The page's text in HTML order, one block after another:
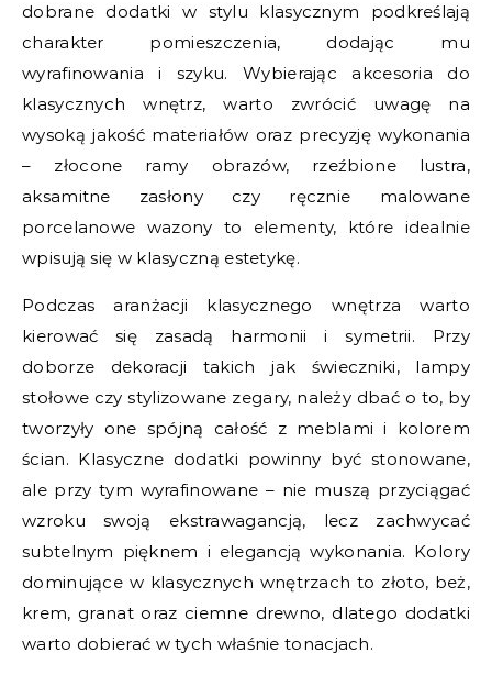
dobrane dodatki w stylu klasycznym podkreślają
charakter pomieszczenia, dodając mu
wyrafinowania i szyku. Wybierając akcesoria do
klasycznych wnętrz, warto zwrócić uwagę na
wysoką jakość materiałów oraz precyzję wykonania
– złocone ramy obrazów, rzeźbione lustra,
aksamitne zasłony czy ręcznie malowane
porcelanowe wazony to elementy, które idealnie
wpisują się w klasyczną estetykę.
Podczas aranżacji klasycznego wnętrza warto
kierować się zasadą harmonii i symetrii. Przy
doborze dekoracji takich jak świeczniki, lampy
stołowe czy stylizowane zegary, należy dbać o to, by
tworzyły one spójną całość z meblami i kolorem
ścian. Klasyczne dodatki powinny być stonowane,
ale przy tym wyrafinowane – nie muszą przyciągać
wzroku swoją ekstrawagancją, lecz zachwycać
subtelnym pięknem i elegancją wykonania. Kolory
dominujące w klasycznych wnętrzach to złoto, beż,
krem, granat oraz ciemne drewno, dlatego dodatki
warto dobierać w tych właśnie tonacjach.